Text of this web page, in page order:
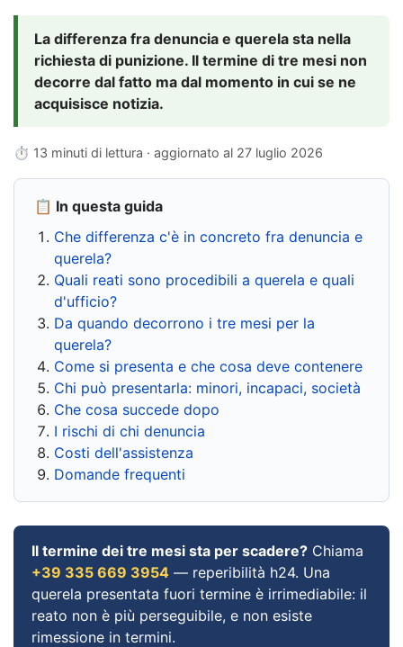
La differenza fra denuncia e querela sta nella
richiesta di punizione. Il termine di tre mesi non
decorre dal fatto ma dal momento in cui se ne
acquisisce notizia.
⏱ 13 minuti di lettura · aggiornato al 27 luglio 2026
📋 In questa guida
Che differenza c'è in concreto fra denuncia e
querela?
Quali reati sono procedibili a querela e quali
d'ufficio?
Da quando decorrono i tre mesi per la
querela?
Come si presenta e che cosa deve contenere
Chi può presentarla: minori, incapaci, società
Che cosa succede dopo
I rischi di chi denuncia
Costi dell'assistenza
Domande frequenti
Il termine dei tre mesi sta per scadere? Chiama
+39 335 669 3954 — reperibilità h24. Una
querela presentata fuori termine è irrimediabile: il
reato non è più perseguibile, e non esiste
rimessione in termini.